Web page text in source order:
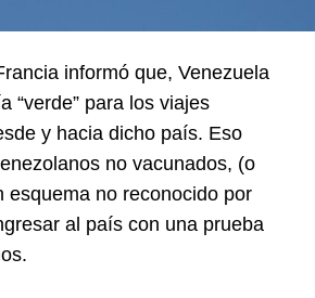
informó que, Venezuela
“verde” para los viajes
y hacia dicho país. Eso
no vacunados, (o
esquema no reconocido por
al país con una prueba